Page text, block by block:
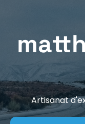
Artisanat